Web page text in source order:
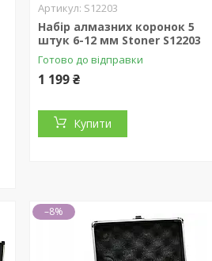
S12203
Набір алмазних коронок 5
штук 6-12 мм Stoner S12203
Готово до відправки
1 199 ₴
Купити
–8%